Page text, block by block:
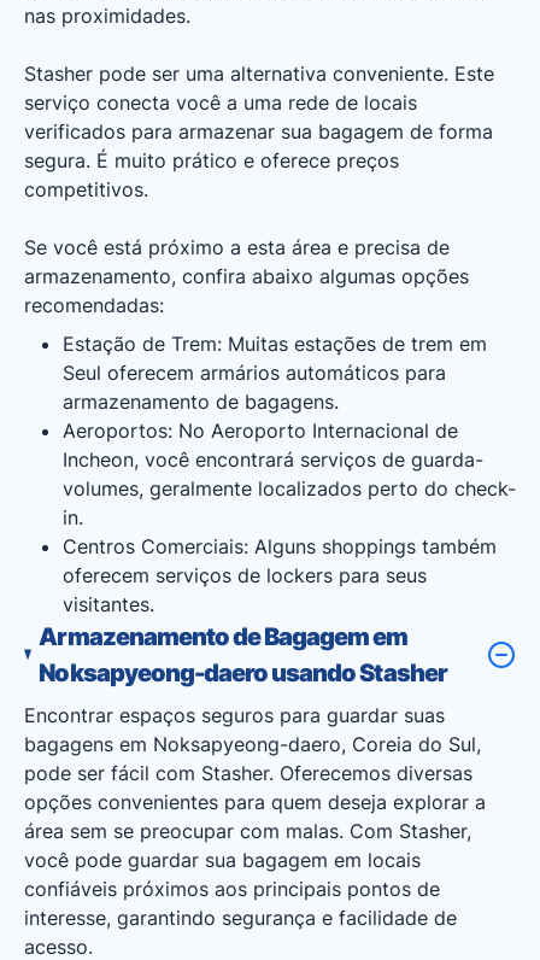
nas proximidades.
Stasher pode ser uma alternativa conveniente. Este
serviço conecta você a uma rede de locais
verificados para armazenar sua bagagem de forma
segura. É muito prático e oferece preços
competitivos.
Se você está próximo a esta área e precisa de
armazenamento, confira abaixo algumas opções
recomendadas:
Estação de Trem: Muitas estações de trem em
Seul oferecem armários automáticos para
armazenamento de bagagens.
Aeroportos: No Aeroporto Internacional de
Incheon, você encontrará serviços de guarda-
volumes, geralmente localizados perto do check-
in.
Centros Comerciais: Alguns shoppings também
oferecem serviços de lockers para seus
visitantes.
Armazenamento de Bagagem em
Noksapyeong-daero usando Stasher
Encontrar espaços seguros para guardar suas
bagagens em Noksapyeong-daero, Coreia do Sul,
pode ser fácil com Stasher. Oferecemos diversas
opções convenientes para quem deseja explorar a
área sem se preocupar com malas. Com Stasher,
você pode guardar sua bagagem em locais
confiáveis próximos aos principais pontos de
interesse, garantindo segurança e facilidade de
acesso.